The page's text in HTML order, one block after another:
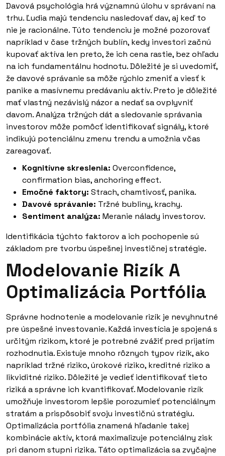
Davová psychológia hrá významnú úlohu v správaní na
trhu. Ľudia majú tendenciu nasledovať dav, aj keď to
nie je racionálne. Túto tendenciu je možné pozorovať
napríklad v čase tržných bublín, kedy investori začnú
kupovať aktíva len preto, že ich cena rastie, bez ohľadu
na ich fundamentálnu hodnotu. Dôležité je si uvedomiť,
že davové správanie sa môže rýchlo zmeniť a viesť k
panike a masívnemu predávaniu aktív. Preto je dôležité
mať vlastný nezávislý názor a nedať sa ovplyvniť
davom. Analýza tržných dát a sledovanie správania
investorov môže pomôcť identifikovať signály, ktoré
indikujú potenciálnu zmenu trendu a umožnia včas
zareagovať.
Kognitívne skreslenia: Overconfidence,
confirmation bias, anchoring effect.
Emočné faktory: Strach, chamtivosť, panika.
Davové správanie: Tržné bubliny, krachy.
Sentiment analýza: Meranie nálady investorov.
Identifikácia týchto faktorov a ich pochopenie sú
základom pre tvorbu úspešnej investičnej stratégie.
Modelovanie Rizík A
Optimalizácia Portfólia
Správne hodnotenie a modelovanie rizík je nevyhnutné
pre úspešné investovanie. Každá investícia je spojená s
určitým rizikom, ktoré je potrebné zvážiť pred prijatím
rozhodnutia. Existuje mnoho rôznych typov rizík, ako
napríklad tržné riziko, úrokové riziko, kreditné riziko a
likviditné riziko. Dôležité je vedieť identifikovať tieto
riziká a správne ich kvantifikovať. Modelovanie rizík
umožňuje investorom lepšie porozumieť potenciálnym
stratám a prispôsobiť svoju investičnú stratégiu.
Optimalizácia portfólia znamená hľadanie takej
kombinácie aktív, ktorá maximalizuje potenciálny zisk
pri danom stupni rizika. Táto optimalizácia sa zvyčajne